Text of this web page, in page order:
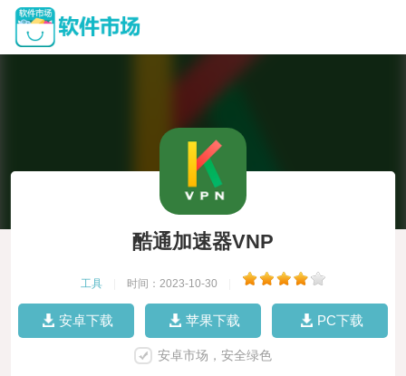
酷通加速器VNP
工具 时间：2023-10-30
安卓下载 苹果下载 PC下载
安卓市场，安全绿色